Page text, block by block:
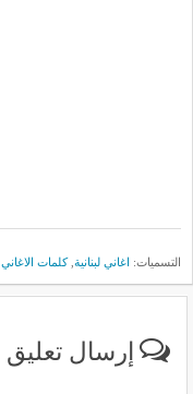
التسميات: اغاني لبنانية ,كلمات الاغاني
إرسال تعليق